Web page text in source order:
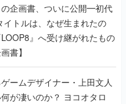
の企画書、ついに公開━初代
イトルは、なぜ生まれたの
』へ受け継がれたもの
書】
ームデザイナー・上田文人
が凄いのか？ ヨコオタロ